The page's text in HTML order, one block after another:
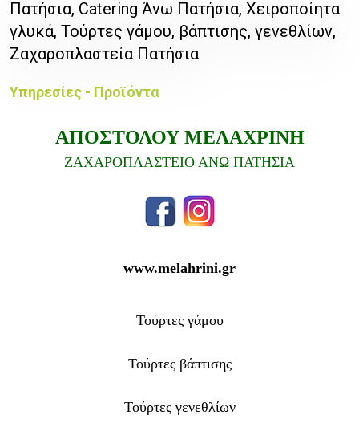
Πατήσια, Catering Άνω Πατήσια, Χειροποίητα
γλυκά, Τούρτες γάμου, βάπτισης, γενεθλίων,
Ζαχαροπλαστεία Πατήσια
Υπηρεσίες - Προϊόντα
ΑΠΟΣΤΟΛΟΥ ΜΕΛΑΧΡΙΝΗ
ΖΑΧΑΡΟΠΛΑΣΤΕΙΟ ΑΝΩ ΠΑΤΗΣΙΑ
www.melahrini.gr
Τούρτες γάμου
Τούρτες βάπτισης
Τούρτες γενεθλίων